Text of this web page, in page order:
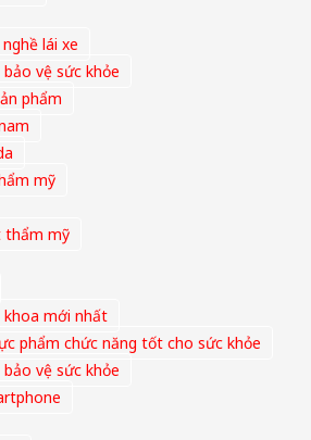
lái xe
vệ sức khỏe
phẩm
mỹ
thẩm mỹ
mới nhất
phẩm chức năng tốt cho sức khỏe
vệ sức khỏe